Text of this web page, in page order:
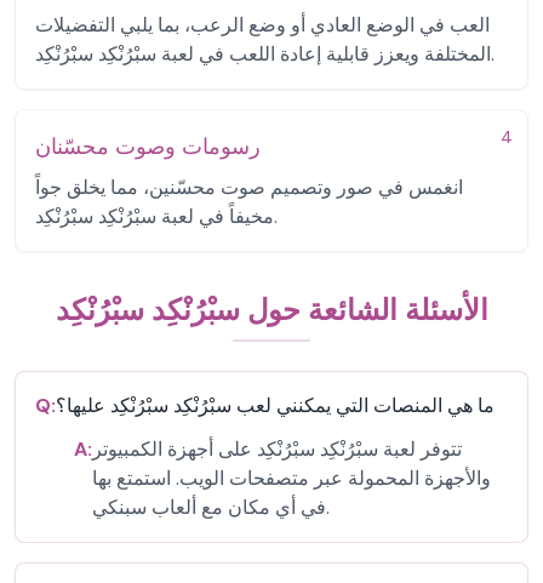
العب في الوضع العادي أو وضع الرعب، بما يلبي التفضيلات
المختلفة ويعزز قابلية إعادة اللعب في لعبة سبْرُنْكِد سبْرُنْكِد.
4 رسومات وصوت محسّنان
انغمس في صور وتصميم صوت محسّنين، مما يخلق جواً
مخيفاً في لعبة سبْرُنْكِد سبْرُنْكِد.
الأسئلة الشائعة حول سبْرُنْكِد سبْرُنْكِد
Q:ما هي المنصات التي يمكنني لعب سبْرُنْكِد سبْرُنْكِد عليها؟
A: تتوفر لعبة سبْرُنْكِد سبْرُنْكِد على أجهزة الكمبيوتر
والأجهزة المحمولة عبر متصفحات الويب. استمتع بها
في أي مكان مع ألعاب سبنكي.